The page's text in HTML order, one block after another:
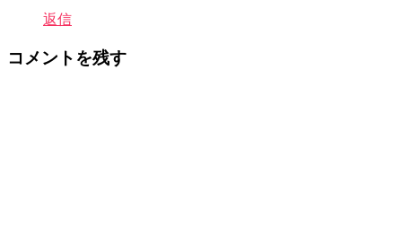
返信
コメントを残す